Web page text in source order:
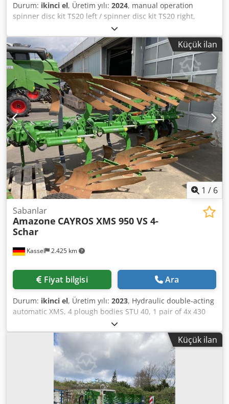
Durum: ikinci el, Üretim yılı: 2024, manual operation
spinner disc kit TS20 left / spinner disc kit TS20 right,
hydraulic drive left with AutoTS and FlowControl ProfiSPro,
hydraulic drive right with AutoTS and FlowControl
ProfiSPro, main disc left with AutoTS / main disc right
Dsdpfx Aetrdzwoi Nock
Küçük ilan
1 / 6
Kassel 2.425 km
Sabanlar
Amazone CAYROS XMS 950 VS 4-
Schar
Fiyat bilgisi Ara
Durum: ikinci el, Üretim yılı: 2023, Hydraulic double-acting
automatic XMS, 4 plough bodies STU 40, 1 pair of 4x 430
HD plough shares, 1 pair of wear protectors, 1 pair of 4x
M0 RH65-85 skimmers, disc coulter DM 500 for hydraulic
heavy-duty stone release, pendulum support wheel DM
680. Dsdpetvf Rwjfx Ai Nsck
Küçük ilan